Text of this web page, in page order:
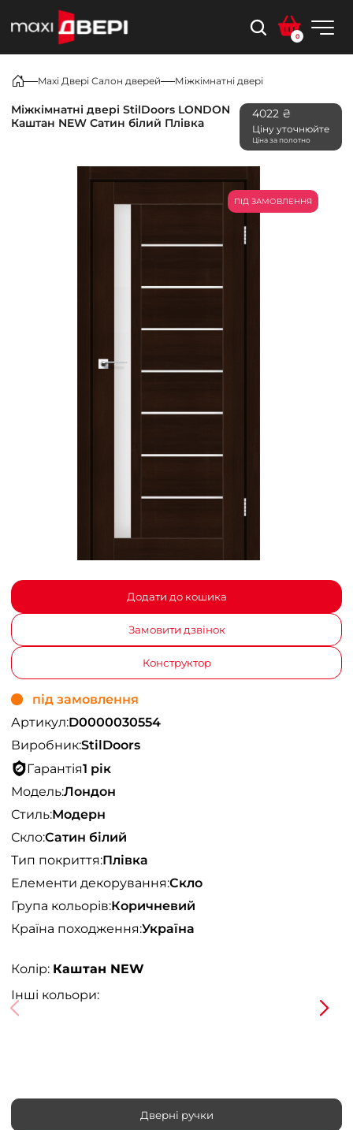
0
Maxi Двері Салон дверей Міжкімнатні двері
Міжкімнатні двері StilDoors LONDON
Каштан NEW Сатин білий Плівка
4022 ₴
Ціну уточнюйте
Ціна за полотно
ПІД ЗАМОВЛЕННЯ
Додати до кошика
Замовити дзвінок
Конструктор
під замовлення
Артикул:D0000030554
Виробник:StilDoors
Гарантія1 рік
Модель:Лондон
Стиль:Модерн
Скло:Сатин білий
Тип покриття:Плівка
Елементи декорування:Скло
Група кольорів:Коричневий
Країна походження:Україна
Колір: Каштан NEW
Інші кольори:
Дверні ручки